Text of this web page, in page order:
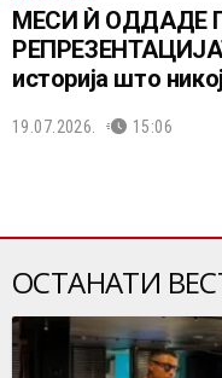
МЕСИ Ѝ ОДДАДЕ
историја што
19.07.2026. 15:06
ОСТАНАТИ